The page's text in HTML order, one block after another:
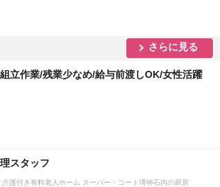
さらに見る
立作業/残業少なめ/給与前渡しOK/女性活躍
スタッフ
護付き有料老人ホーム スーパー・コート堺神石内の厨房